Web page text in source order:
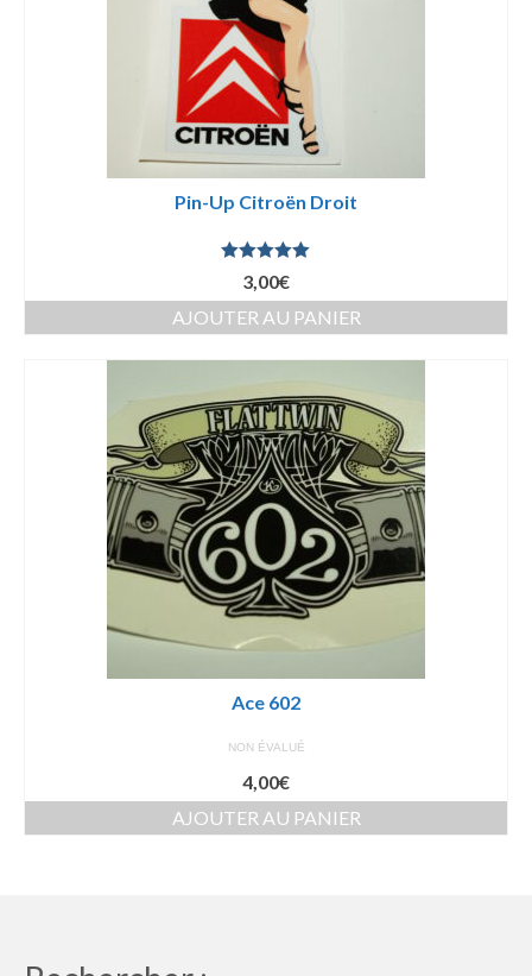
Pin-Up Citroën Droit
Note5.00
sur 5
3,00€
AJOUTER AU PANIER
Ace 602
NON ÉVALUÉ
4,00€
AJOUTER AU PANIER